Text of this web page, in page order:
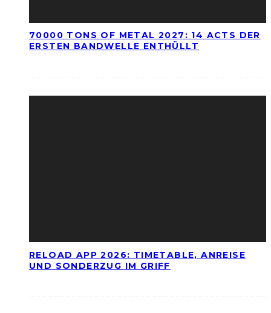
70000 TONS OF METAL 2027: 14 ACTS DER
ERSTEN BANDWELLE ENTHÜLLT
RELOAD APP 2026: TIMETABLE, ANREISE
UND SONDERZUG IM GRIFF